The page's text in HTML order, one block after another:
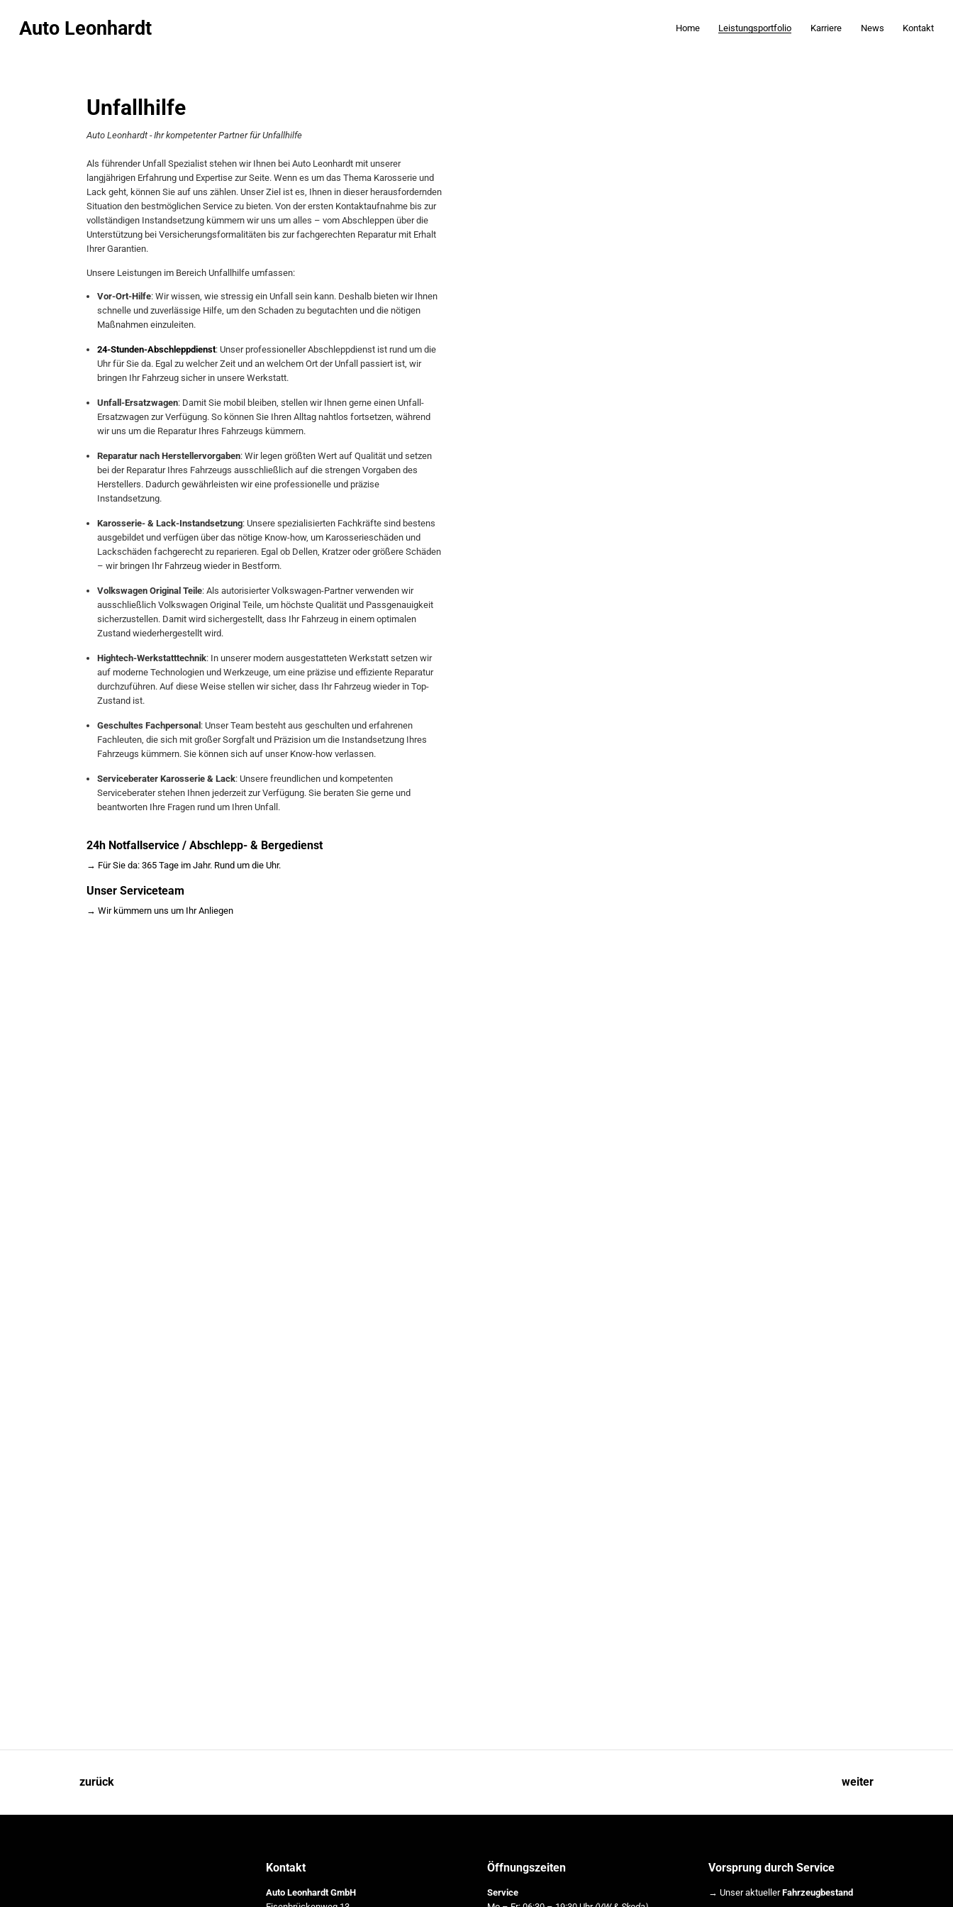
Auto Leonhardt Home Leistungsportfolio Karriere News Kontakt
Unfallhilfe
Auto Leonhardt - Ihr kompetenter Partner für Unfallhilfe
Als führender Unfall Spezialist stehen wir Ihnen bei Auto Leonhardt mit unserer
langjährigen Erfahrung und Expertise zur Seite. Wenn es um das Thema Karosserie und
Lack geht, können Sie auf uns zählen. Unser Ziel ist es, Ihnen in dieser herausfordernden
Situation den bestmöglichen Service zu bieten. Von der ersten Kontaktaufnahme bis zur
vollständigen Instandsetzung kümmern wir uns um alles – vom Abschleppen über die
Unterstützung bei Versicherungsformalitäten bis zur fachgerechten Reparatur mit Erhalt
Ihrer Garantien.
Unsere Leistungen im Bereich Unfallhilfe umfassen:
Vor-Ort-Hilfe: Wir wissen, wie stressig ein Unfall sein kann. Deshalb bieten wir Ihnen
schnelle und zuverlässige Hilfe, um den Schaden zu begutachten und die nötigen
Maßnahmen einzuleiten.
24-Stunden-Abschleppdienst: Unser professioneller Abschleppdienst ist rund um die
Uhr für Sie da. Egal zu welcher Zeit und an welchem Ort der Unfall passiert ist, wir
bringen Ihr Fahrzeug sicher in unsere Werkstatt.
Unfall-Ersatzwagen: Damit Sie mobil bleiben, stellen wir Ihnen gerne einen Unfall-
Ersatzwagen zur Verfügung. So können Sie Ihren Alltag nahtlos fortsetzen, während
wir uns um die Reparatur Ihres Fahrzeugs kümmern.
Reparatur nach Herstellervorgaben: Wir legen größten Wert auf Qualität und setzen
bei der Reparatur Ihres Fahrzeugs ausschließlich auf die strengen Vorgaben des
Herstellers. Dadurch gewährleisten wir eine professionelle und präzise
Instandsetzung.
Karosserie- & Lack-Instandsetzung: Unsere spezialisierten Fachkräfte sind bestens
ausgebildet und verfügen über das nötige Know-how, um Karosserieschäden und
Lackschäden fachgerecht zu reparieren. Egal ob Dellen, Kratzer oder größere Schäden
– wir bringen Ihr Fahrzeug wieder in Bestform.
Volkswagen Original Teile: Als autorisierter Volkswagen-Partner verwenden wir
ausschließlich Volkswagen Original Teile, um höchste Qualität und Passgenauigkeit
sicherzustellen. Damit wird sichergestellt, dass Ihr Fahrzeug in einem optimalen
Zustand wiederhergestellt wird.
Hightech-Werkstatttechnik: In unserer modern ausgestatteten Werkstatt setzen wir
auf moderne Technologien und Werkzeuge, um eine präzise und effiziente Reparatur
durchzuführen. Auf diese Weise stellen wir sicher, dass Ihr Fahrzeug wieder in Top-
Zustand ist.
Geschultes Fachpersonal : Unser Team besteht aus geschulten und erfahrenen
Fachleuten, die sich mit großer Sorgfalt und Präzision um die Instandsetzung Ihres
Fahrzeugs kümmern. Sie können sich auf unser Know-how verlassen.
Serviceberater Karosserie & Lack: Unsere freundlichen und kompetenten
Serviceberater stehen Ihnen jederzeit zur Verfügung. Sie beraten Sie gerne und
beantworten Ihre Fragen rund um Ihren Unfall.
24h Notfallservice / Abschlepp- & Bergedienst
→ Für Sie da: 365 Tage im Jahr. Rund um die Uhr.
Unser Serviceteam
→ Wir kümmern uns um Ihr Anliegen
zurück weiter
Kontakt
Auto Leonhardt GmbH
Öffnungszeiten
Service
Vorsprung durch Service
→ Unser aktuellerFahrzeugbestand